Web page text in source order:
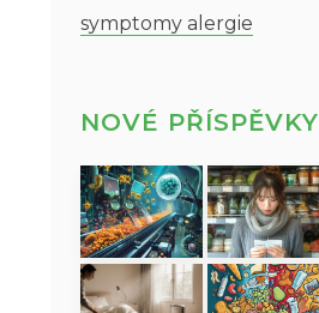
symptomy alergie
NOVÉ PŘÍSPĚVKY